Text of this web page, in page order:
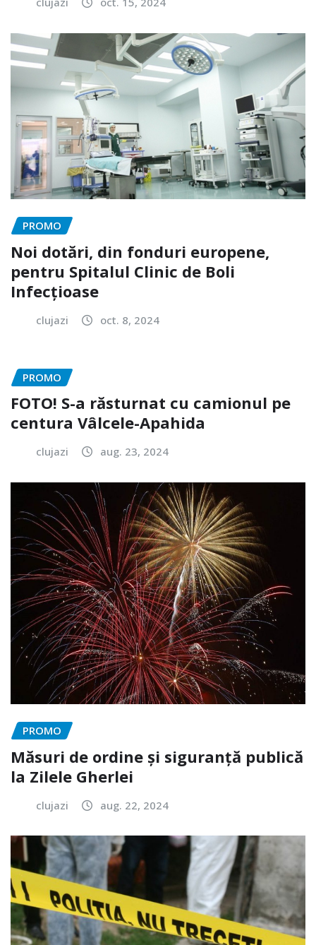
PROMO
Noi dotări, din fonduri europene,
pentru Spitalul Clinic de Boli
Infecțioase
clujazi oct. 8, 2024
PROMO
FOTO! S-a răsturnat cu camionul pe
centura Vâlcele-Apahida
clujazi aug. 23, 2024
PROMO
Măsuri de ordine și siguranță publică
la Zilele Gherlei
clujazi aug. 22, 2024